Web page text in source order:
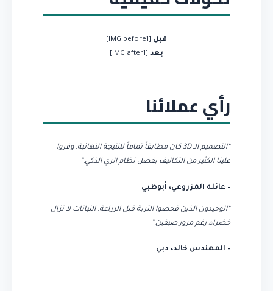
قبل [IMG:before1]
بعد [IMG:after1]
رأي عملائنا
“التصميم الـ 3D كان مطابقاً تماماً للنتيجة النهائية. وفروا
علينا الكثير من التكاليف بفضل نظام الري الذكي.”
– عائلة المزروعي، أبوظبي
“الوحيدون الذين فحصوا التربة قبل الزراعة. النباتات لا تزال
خضراء رغم مرور صيفين.”
– المهندس خالد، دبي